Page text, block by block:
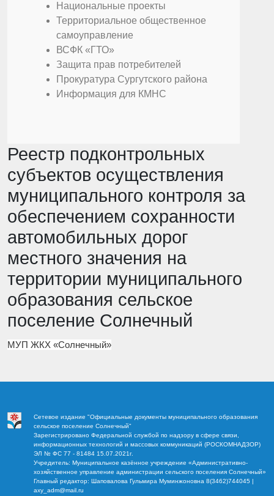
Реестр подконтрольных
субъектов осуществления
муниципального контроля за
обеспечением сохранности
автомобильных дорог
местного значения на
территории муниципального
образования сельское
поселение Солнечный
МУП ЖКХ «Солнечный»
Национальные проекты
Территориальное общественное
самоуправление
ВСФК «ГТО»
Защита прав потребителей
Прокуратура Сургутского района
Информация для КМНС
Сетевое издание "Официальные документы муниципального образования
сельское поселение Солнечный"
Зарегистрировано Федеральной службой по надзору в сфере связи,
информационных технологий и массовых коммуникаций (РОСКОМНАДЗОР)
ЭЛ № ФС 77 - 81484 15.07.2021г.
Учредитель: Муниципальное казённое учреждение «Административно-
хозяйственное управление администрации сельского поселения Солнечный»
Главный редактор: Шаповалова Гульмира Муминжоновна 8(3462)744045 |
axy_adm@mail.ru